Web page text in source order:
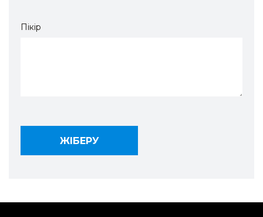
Пікір